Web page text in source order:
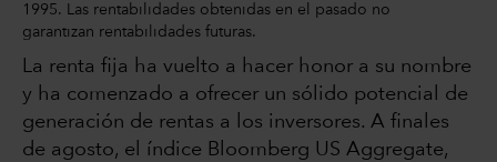
1995. Las rentabilidades obtenidas en el pasado no
garantizan rentabilidades futuras.
La renta fija ha vuelto a hacer honor a su nombre
y ha comenzado a ofrecer un sólido potencial de
generación de rentas a los inversores. A finales
de agosto, el índice Bloomberg US Aggregate,